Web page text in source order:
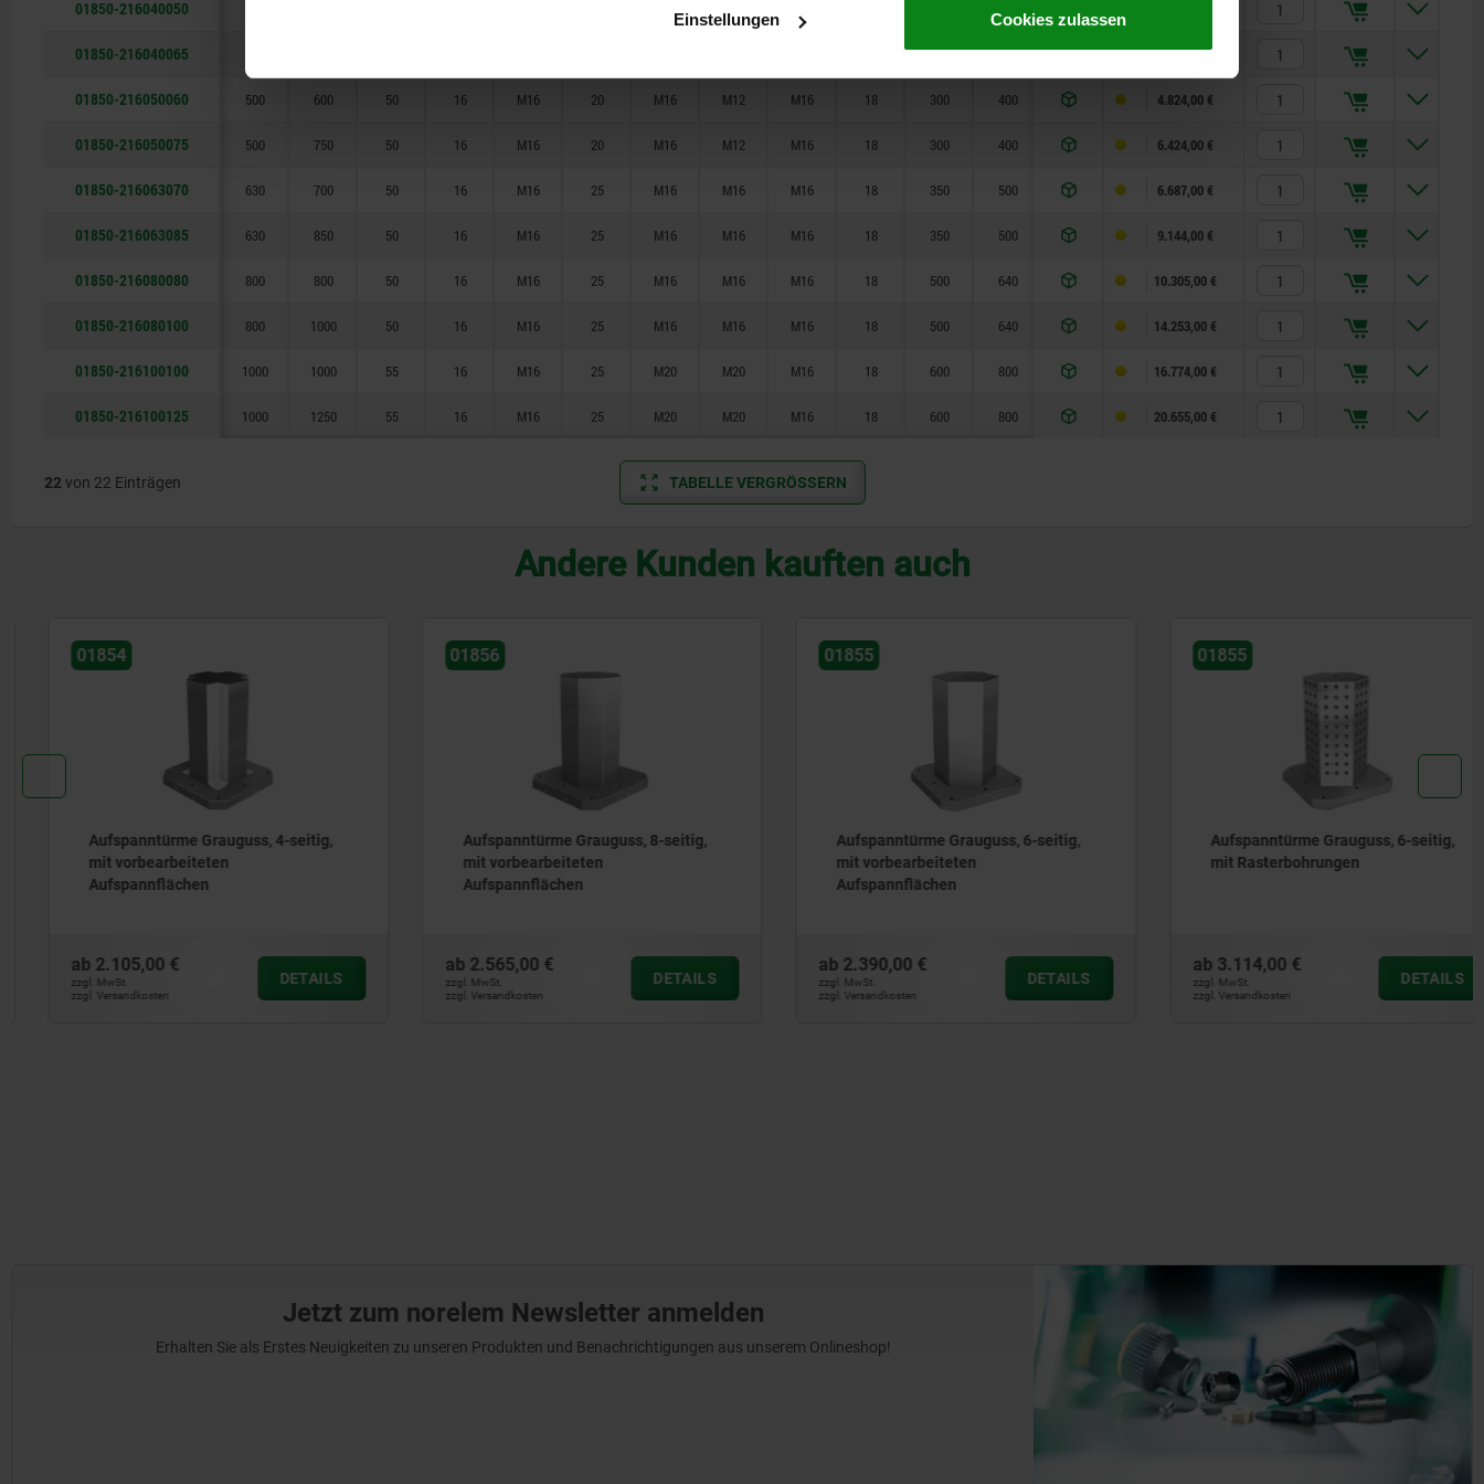
Einstellungen Cookies zulassen
01850-216040050 M16 M12 320 300 150 55 25
01850-216040065 250 320 300 200 200 150 55 25
4.626,00 €
01850-216050060 500 600 50 16 M16 20 M16 M12 M16 18 300 400 200 250 200 75 25
4.824,00 €
01850-216050075 500 750 50 16 M16 20 M16 M12 M16 18 300 400 200 250 200 75 25
6.424,00 €
01850-216063070 630 700 50 16 M16 25 M16 M16 M16 18 350 500 400 315 200 100 25
6.687,00 €
01850-216063085 630 850 50 16 M16 25 M16 M16 M16 18 350 500 400 315 200 100 25
9.144,00 €
01850-216080080 800 800 50 16 M16 25 M16 M16 M16 18 500 640 600 400 300 135 25
10.305,00 €
01850-216080100 800 1000 50 16 M16 25 M16 M16 M16 18 500 640 600 400 300 135 25
14.253,00 €
01850-216100100 1000 1000 55 16 M16 25 M20 M20 M16 18 600 800 200 500 400 165 25
16.774,00 €
01850-216100125 1000 1250 55 16 M16 25 M20 M20 M16 18 600 800 200 500 400 165 25
20.655,00 €
22 von 22 Einträgen TABELLE VERGRÖSSERN
Andere Kunden kauften auch
01854
Aufspanntürme Grauguss, 4-seitig,
mit vorbearbeiteten
Aufspannflächen
2.105,00 €
zzgl. MwSt.
zzgl. Versandkosten
DETAILS
01856
Aufspanntürme Grauguss, 8-seitig,
mit vorbearbeiteten
Aufspannflächen
2.565,00 €
zzgl. MwSt.
zzgl. Versandkosten
DETAILS
01855
Aufspanntürme Grauguss, 6-seitig,
mit vorbearbeiteten
Aufspannflächen
2.390,00 €
zzgl. MwSt.
zzgl. Versandkosten
DETAILS
01855
Aufspanntürme Grauguss, 6-seitig,
mit Rasterbohrungen
3.114,00 €
zzgl. MwSt.
zzgl. Versandkosten
DETAILS
Jetzt zum norelem Newsletter anmelden
Erhalten Sie als Erstes Neuigkeiten zu unseren Produkten und Benachrichtigungen aus unserem Onlineshop!